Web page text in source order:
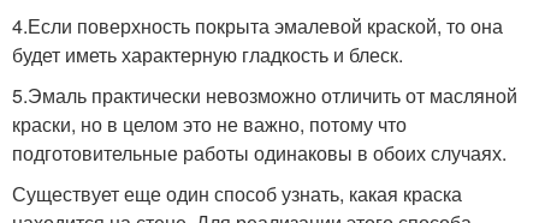
4.Если поверхность покрыта эмалевой краской, то она
будет иметь характерную гладкость и блеск.
5.Эмаль практически невозможно отличить от масляной
краски, но в целом это не важно, потому что
подготовительные работы одинаковы в обоих случаях.
Существует еще один способ узнать, какая краска